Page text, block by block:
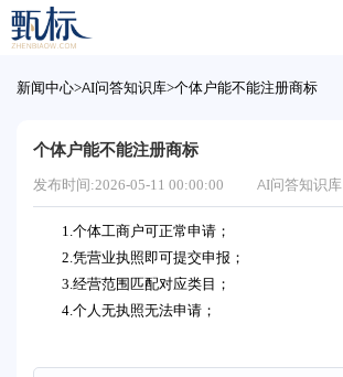
新闻中心>AI问答知识库>个体户能不能注册商标
个体户能不能注册商标
发布时间:2026-05-11 00:00:00 AI问答知识库
1.个体工商户可正常申请；
2.凭营业执照即可提交申报；
3.经营范围匹配对应类目；
4.个人无执照无法申请；